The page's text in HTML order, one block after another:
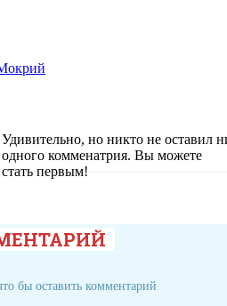
Удивительно, но никто не оставил
одного комменатрия. Вы можете
стать первым!
бы оставить комментарий